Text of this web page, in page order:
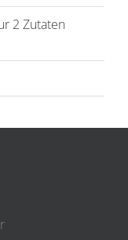
2 Zutaten